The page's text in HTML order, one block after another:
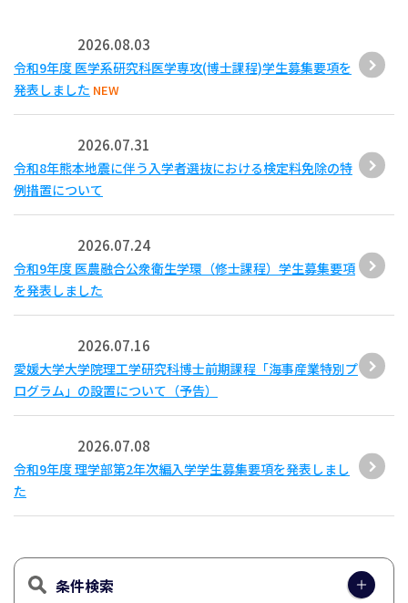
2026.08.03
令和9年度 医学系研究科医学専攻(博士課程)学生募集要項を
発表しました NEW
2026.07.31
令和8年熊本地震に伴う入学者選抜における検定料免除の特
例措置について
2026.07.24
令和9年度 医農融合公衆衛生学環（修士課程）学生募集要項
を発表しました
2026.07.16
愛媛大学大学院理工学研究科博士前期課程「海事産業特別プ
ログラム」の設置について（予告）
2026.07.08
令和9年度 理学部第2年次編入学学生募集要項を発表しまし
た
条件検索